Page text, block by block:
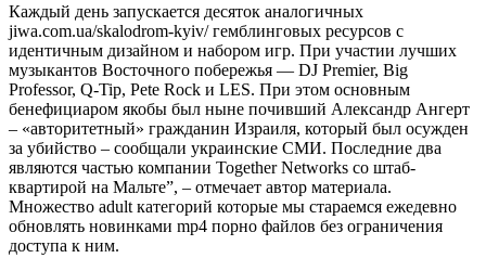
Каждый день запускается десяток аналогичных
jiwa.com.ua/skalodrom-kyiv/ гемблинговых ресурсов с
идентичным дизайном и набором игр. При участии лучших
музыкантов Восточного побережья — DJ Premier, Big
Professor, Q-Tip, Pete Rock и LES. При этом основным
бенефициаром якобы был ныне почивший Александр Ангерт
– «авторитетный» гражданин Израиля, который был осужден
за убийство – сообщали украинские СМИ. Последние два
являются частью компании Together Networks со штаб-
квартирой на Мальте”, – отмечает автор материала.
Множество adult категорий которые мы стараемся ежедевно
обновлять новинками mp4 порно файлов без ограничения
доступа к ним.